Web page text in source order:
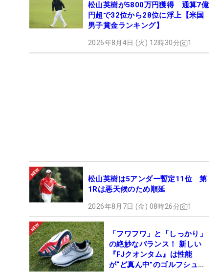
松山英樹が5800万円獲得 通算7億
円超で32位から28位に浮上【米国
男子賞金ランキング】
2026年8月4日 (火) 12時30分 1
松山英樹は5アンダー暫定11位 第
1Rは悪天候のため順延
2026年8月7日 (金) 08時26分 1
「フワフワ」と「しっかり」
の絶妙なバランス！ 新しい
『FJクオンタム』は性能
が“ど真ん中”のゴルフシュー